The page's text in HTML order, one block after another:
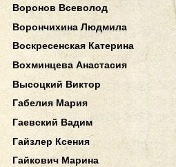
Воронов Всеволод
Ворончихина Людмила
Воскресенская Катерина
Вохминцева Анастасия
Высоцкий Виктор
Габелия Мария
Гаевский Вадим
Гайзлер Ксения
Гайкович Марина